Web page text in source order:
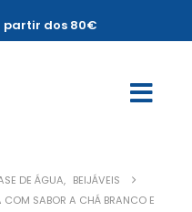
partir dos 80€
DE ÁGUA, BEIJÁVEIS
COM SABOR A CHÁ BRANCO E